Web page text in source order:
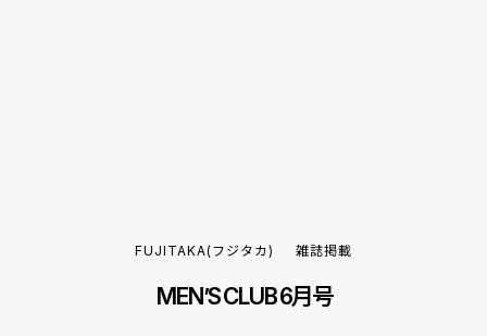
FUJITAKA(フジタカ) 雑誌掲載
MEN’S CLUB 6月号